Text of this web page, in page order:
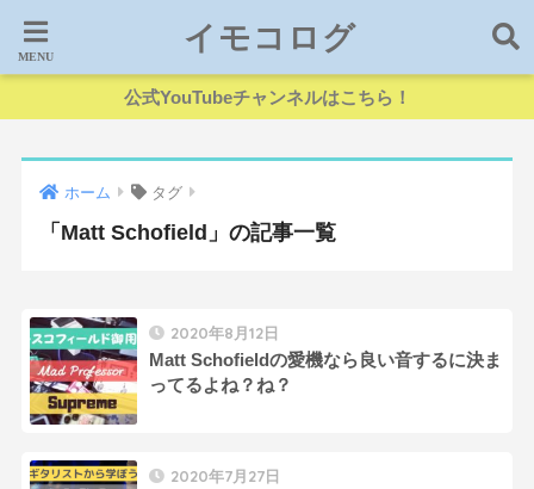
イモコログ
公式YouTubeチャンネルはこちら！
ホーム タグ
「Matt Schofield」の記事一覧
2020年8月12日
Matt Schofieldの愛機なら良い音するに決ま
ってるよね？ね？
2020年7月27日